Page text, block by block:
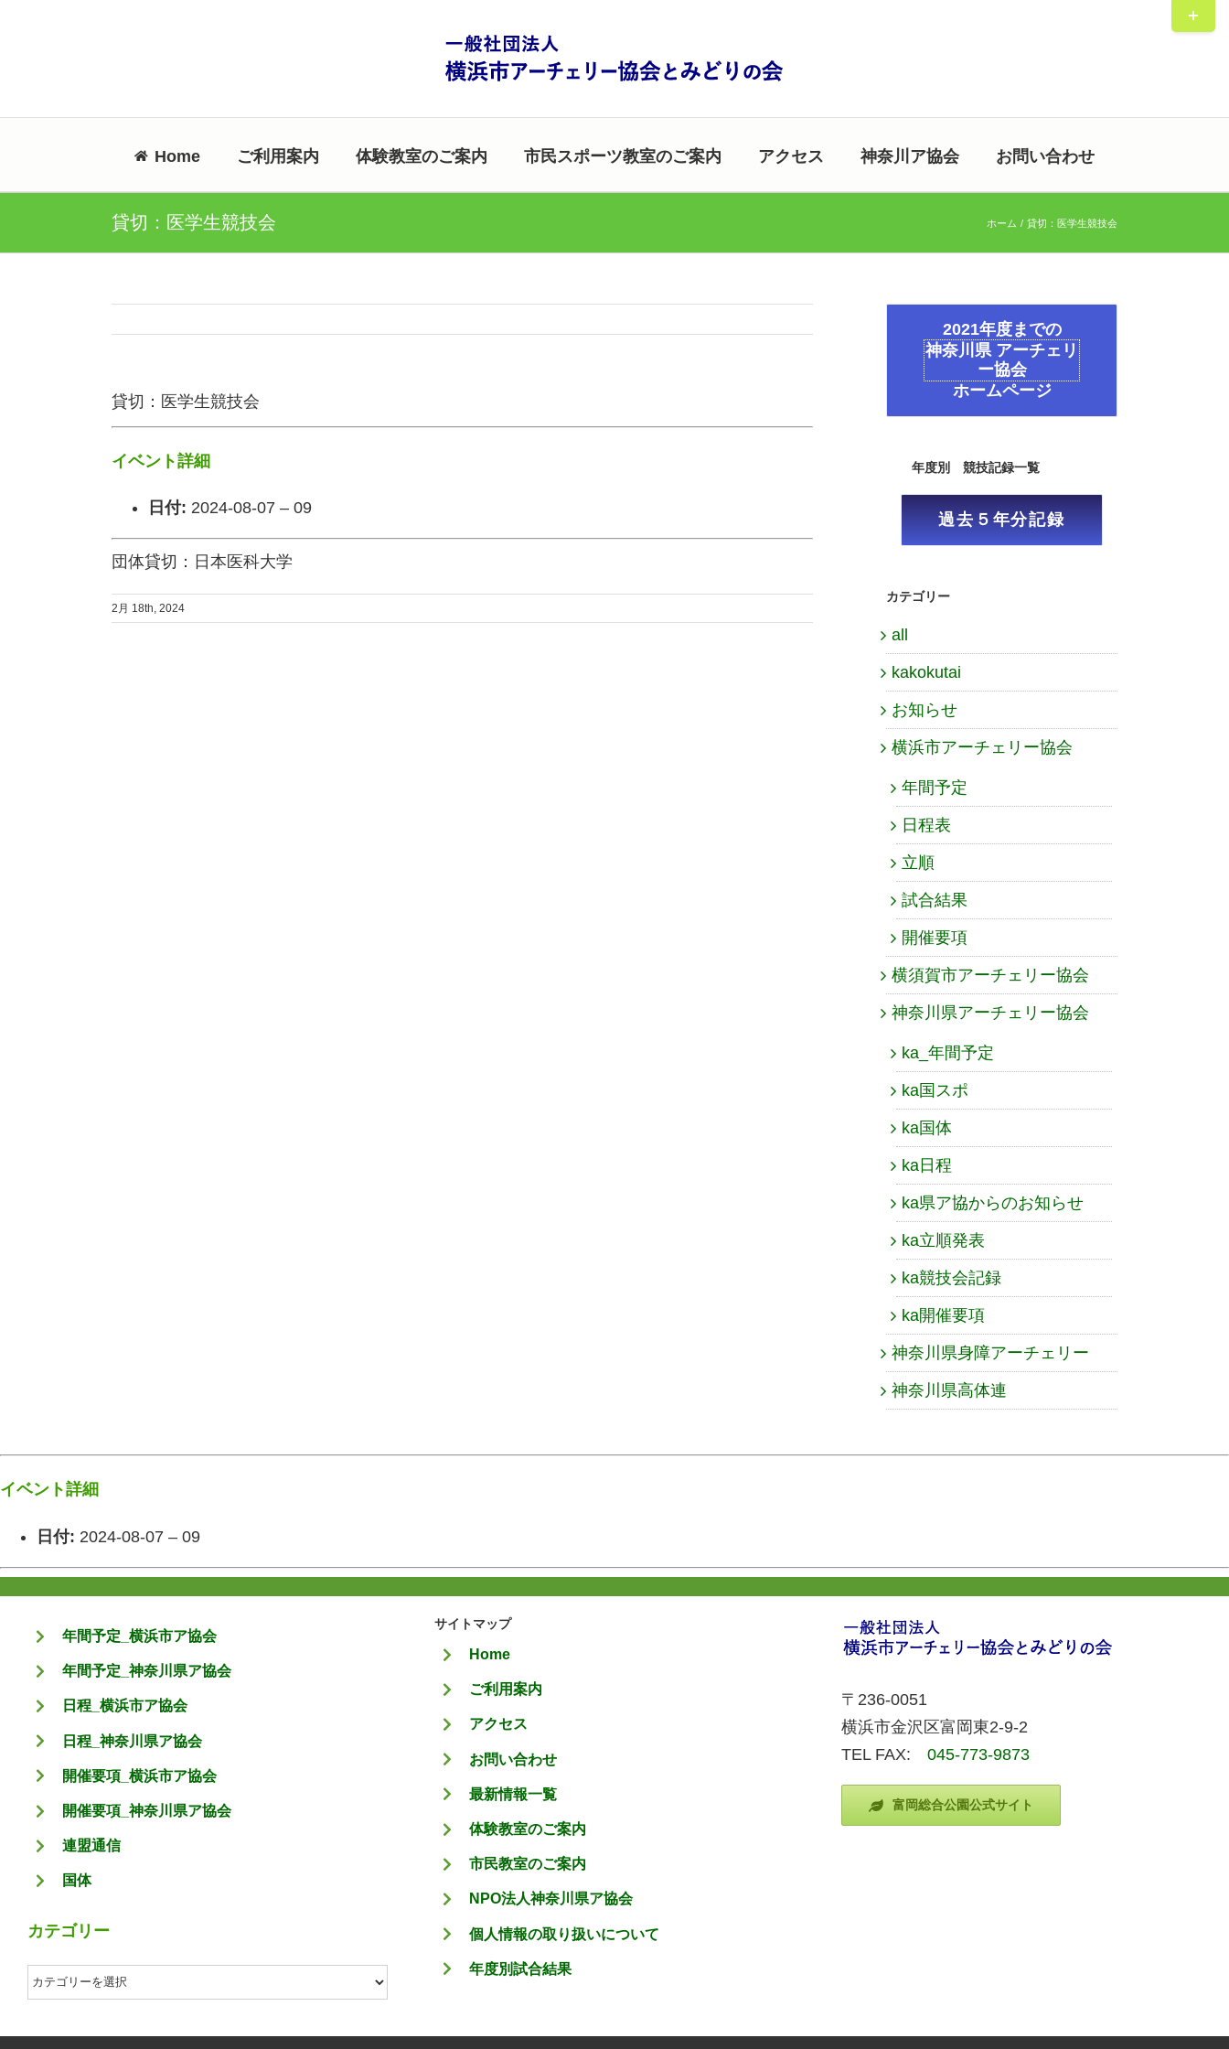
Home ご利用案内 体験教室のご案内 市民スポーツ教室のご案内 アクセス 神奈川ア協会 お問い合わせ
貸切：医学生競技会 ホーム 貸切：医学生競技会
貸切：医学生競技会
イベント詳細
日付: 2024-08-07 – 09
団体貸切：日本医科大学
2月 18th, 2024
2021年度までの
神奈川県 アーチェリ
ー協会
ホームページ
年度別 競技記録一覧
過去５年分記録
カテゴリー
all
kakokutai
お知らせ
横浜市アーチェリー協会
年間予定
日程表
立順
試合結果
開催要項
横須賀市アーチェリー協会
神奈川県アーチェリー協会
ka_年間予定
ka国スポ
ka国体
ka日程
ka県ア協からのお知らせ
ka立順発表
ka競技会記録
ka開催要項
神奈川県身障アーチェリー
神奈川県高体連
イベント詳細
日付: 2024-08-07 – 09
年間予定_横浜市ア協会
年間予定_神奈川県ア協会
日程_横浜市ア協会
日程_神奈川県ア協会
開催要項_横浜市ア協会
開催要項_神奈川県ア協会
連盟通信
国体
カテゴリー
カ
テ
ゴ
サイトマップ
Home
ご利用案内
アクセス
お問い合わせ
最新情報一覧
体験教室のご案内
市民教室のご案内
NPO法人神奈川県ア協会
個人情報の取り扱いについて
年度別試合結果
〒236-0051
横浜市金沢区富岡東2-9-2
TEL FAX:045-773-9873
富岡総合公園公式サイト
Toggle